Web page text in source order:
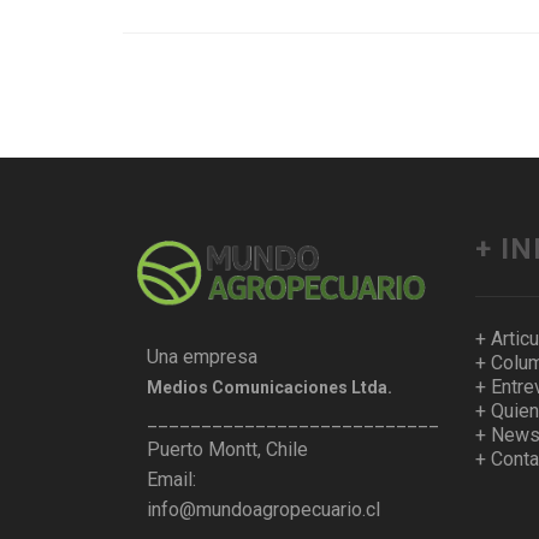
Una empresa
Medios Comunicaciones Ltda.
___________________________________
Puerto Montt, Chile
Email:
info@mundoagropecuario.cl
+
+
+
+
+
+
+